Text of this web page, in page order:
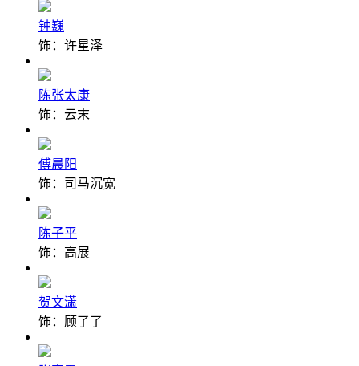
钟巍
饰：许星泽
陈张太康
饰：云末
傅晨阳
饰：司马沉宽
陈子平
饰：高展
贺文潇
饰：顾了了